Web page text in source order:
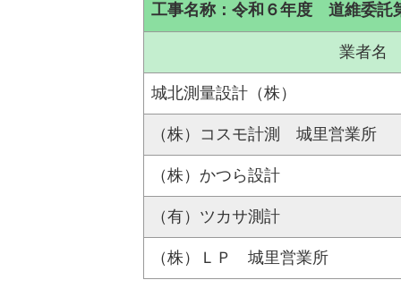
工事名称：令和６年度 道維委託
業者名
城北測量設計（株）
（株）コスモ計測 城里営業所
（株）かつら設計
（有）ツカサ測計
（株）ＬＰ 城里営業所